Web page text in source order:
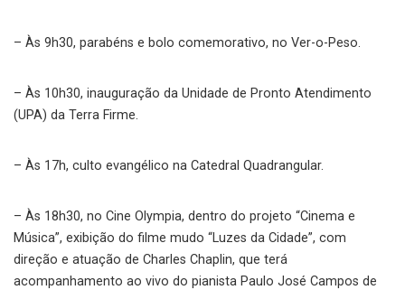
– Às 9h30, parabéns e bolo comemorativo, no Ver-o-Peso.
– Às 10h30, inauguração da Unidade de Pronto Atendimento
(UPA) da Terra Firme.
– Às 17h, culto evangélico na Catedral Quadrangular.
– Às 18h30, no Cine Olympia, dentro do projeto “Cinema e
Música”, exibição do filme mudo “Luzes da Cidade”, com
direção e atuação de Charles Chaplin, que terá
acompanhamento ao vivo do pianista Paulo José Campos de